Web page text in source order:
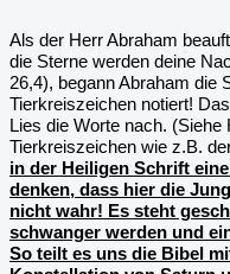
Als der Herr Abraham
die Sterne werden deine
26,4), begann Abraham die
Tierkreiszeichen notiert!
Lies die Worte nach. (Siehe
Tierkreiszeichen wie z.B.
in der Heiligen Schrift
denken, dass hier die
nicht wahr! Es steht
schwanger werden und
So teilt es uns die Bibel